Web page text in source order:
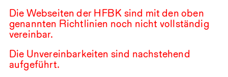
Die Webseiten der HFBK sind mit den oben
genannten Richtlinien noch nicht vollständig
vereinbar.
Die Unvereinbarkeiten sind nachstehend
aufgeführt.